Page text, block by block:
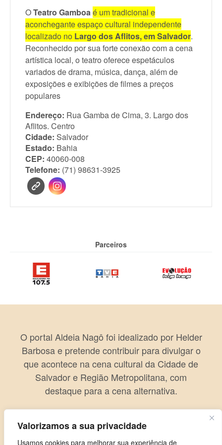
Valorizamos a sua privacidade
Usamos cookies para melhorar sua experiência de
OTeatro Gamboa é um tradicional e
aconchegante espaço cultural independente
localizado no Largo dos Aflitos, em Salvador.
Reconhecido por sua forte conexão com a cena
artística local, o teatro oferece espetáculos
variados de drama, música, dança, além de
exposições e exibições de filmes a preços
populares
Endereço: Rua Gamba de Cima, 3. Largo dos
Aflitos. Centro
Cidade: Salvador
Estado: Bahia
CEP: 40060-008
Telefone: (71) 98631-3925
Parceiros
O portal Aldeia Nagô foi idealizado por Helder
Barbosa e pretende contribuir para divulgar o
que acontece na cena cultural da Cidade de
Salvador e Região Metropolitana, com
destaque para a cena alternativa.